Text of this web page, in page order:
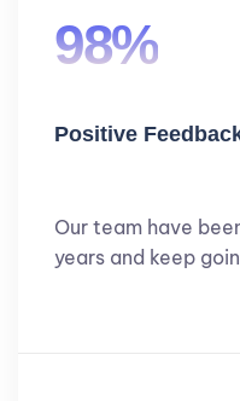
98%
Positive
Our team have
years and keep